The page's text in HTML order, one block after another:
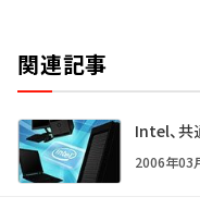
関連記事
Intel、共
2006年03